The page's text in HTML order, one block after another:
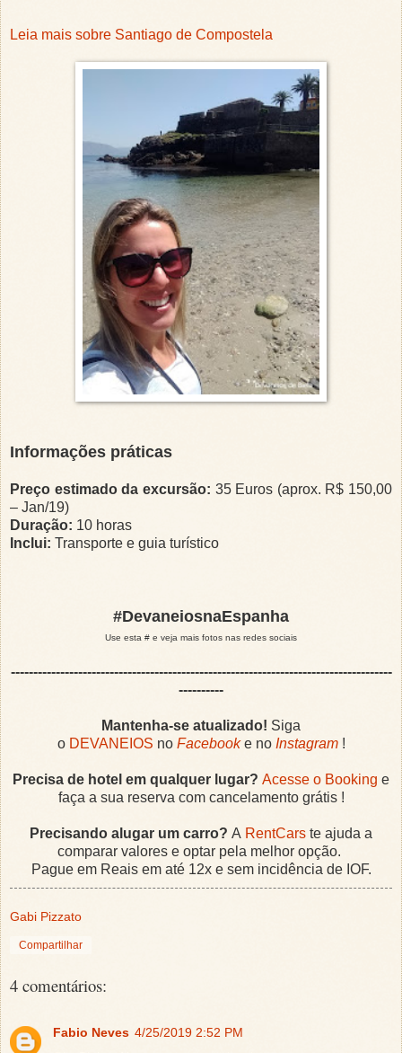
Leia mais sobre Santiago de Compostela
Informações práticas
Preço estimado da excursão: 35 Euros (aprox. R$ 150,00
– Jan/19)
Duração: 10 horas
Inclui: Transporte e guia turístico
#DevaneiosnaEspanha
Use esta # e veja mais fotos nas redes sociais
-------------------------------------------------------------------------------------
----------
Mantenha-se atualizado! Siga
o DEVANEIOS no Facebooke no Instagram!
Precisa de hotel em qualquer lugar? Acesse o Booking e
faça a sua reserva com cancelamento grátis !
Precisando alugar um carro? A RentCars te ajuda a
comparar valores e optar pela melhor opção.
Pague em Reais em até 12x e sem incidência de IOF.
Gabi Pizzato
Compartilhar
4 comentários:
Fabio Neves 4/25/2019 2:52 PM